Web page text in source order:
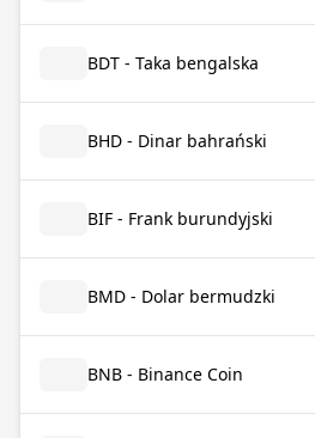
BDT - Taka bengalska
BHD - Dinar bahrański
BIF - Frank burundyjski
BMD - Dolar bermudzki
BNB - Binance Coin